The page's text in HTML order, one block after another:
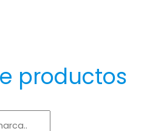
productos